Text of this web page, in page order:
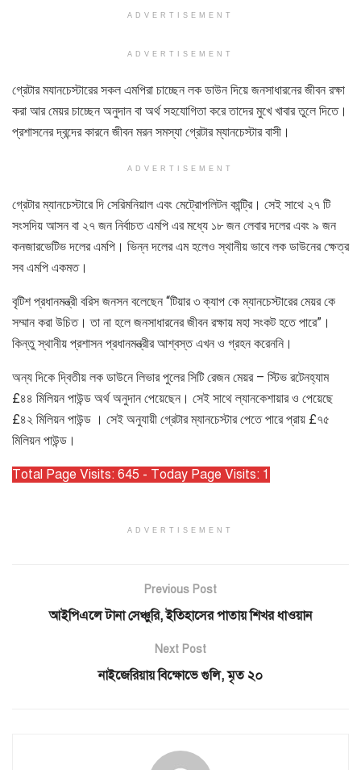
ADVERTISEMENT
ADVERTISEMENT
গ্রেটার মযানচেস্টারের সকল এমপিরা চাচ্ছেন লক ডাউন দিয়ে জনসাধারনের জীবন রক্ষা
করা আর মেয়র চাচ্ছেন অনুদান বা অর্থ সহযোগিতা করে তাদের মুখে খাবার তুলে দিতে।
প্রশাসনের দ্বন্দের কারনে জীবন মরন সমস্যা গ্রেটার ম্যানচেস্টার বাসী।
ADVERTISEMENT
গ্রেটার ম্যানচেস্টারে দি সেরিমনিয়াল এবং মেট্রোপলিটন কান্ট্রি। সেই সাথে ২৭ টি
সংসদিয় আসন বা ২৭ জন নির্বাচত এমপি এর মধ্যে ১৮ জন লেবার দলের এবং ৯ জন
কনজারভেটিভ দলের এমপি। ভিন্ন দলের এম হলেও স্থানীয় ভাবে লক ডাউনের ক্ষেত্র
সব এমপি একমত।
বৃটিশ প্রধানমন্ত্রী বরিস জনসন বলেছেন “টিয়ার ৩ ক্যাপ কে ম্যানচেস্টারের মেয়র কে
সম্মান করা উচিত। তা না হলে জনসাধারনের জীবন রক্ষায় মহা সংকট হতে পারে”।
কিন্তু স্থানীয় প্রশাসন প্রধানমন্ত্রীর আশ্বস্ত এখন ও গ্রহন করেননি।
অন্য দিকে দ্বিতীয় লক ডাউনে লিভার পুলের সিটি রেজন মেয়র – স্টিভ রটেনহ্যাম
£৪৪ মিলিয়ন পাউন্ড অর্থ অনুদান পেয়েছেন। সেই সাথে ল্যানকেশায়ার ও পেয়েছে
£৪২ মিলিয়ন পাউন্ড । সেই অনুযায়ী গ্রেটার ম্যানচেস্টার পেতে পারে প্রায় £৭৫
মিলিয়ন পাউন্ড।
Total Page Visits: 645 - Today Page Visits: 1
ADVERTISEMENT
Previous Post
আইপিএলে টানা সেঞ্চুরি, ইতিহাসের পাতায় শিখর ধাওয়ান
Next Post
নাইজেরিয়ায় বিক্ষোভে গুলি, মৃত ২০